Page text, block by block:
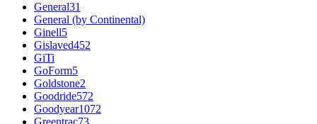
General31
General (by Continental)
Ginell5
Gislaved452
GiTi
GoForm5
Goldstone2
Goodride572
Goodyear1072